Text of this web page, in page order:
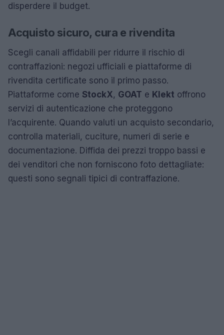
disperdere il budget.
Acquisto sicuro, cura e rivendita
Scegli canali affidabili per ridurre il rischio di
contraffazioni: negozi ufficiali e piattaforme di
rivendita certificate sono il primo passo.
Piattaforme come StockX, GOAT e Klekt offrono
servizi di autenticazione che proteggono
l’acquirente. Quando valuti un acquisto secondario,
controlla materiali, cuciture, numeri di serie e
documentazione. Diffida dei prezzi troppo bassi e
dei venditori che non forniscono foto dettagliate:
questi sono segnali tipici di contraffazione.